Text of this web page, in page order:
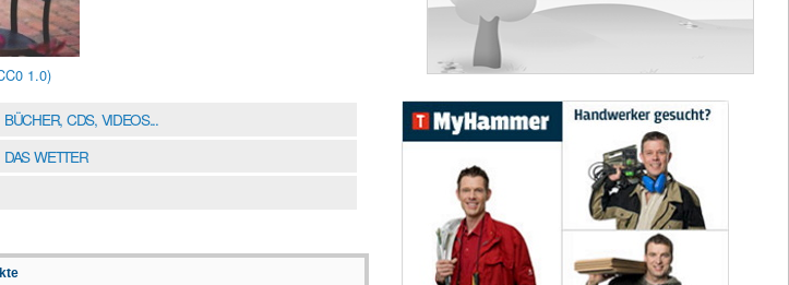
1.0)
BÜCHER, CDS, VIDEOS...
DAS WETTER